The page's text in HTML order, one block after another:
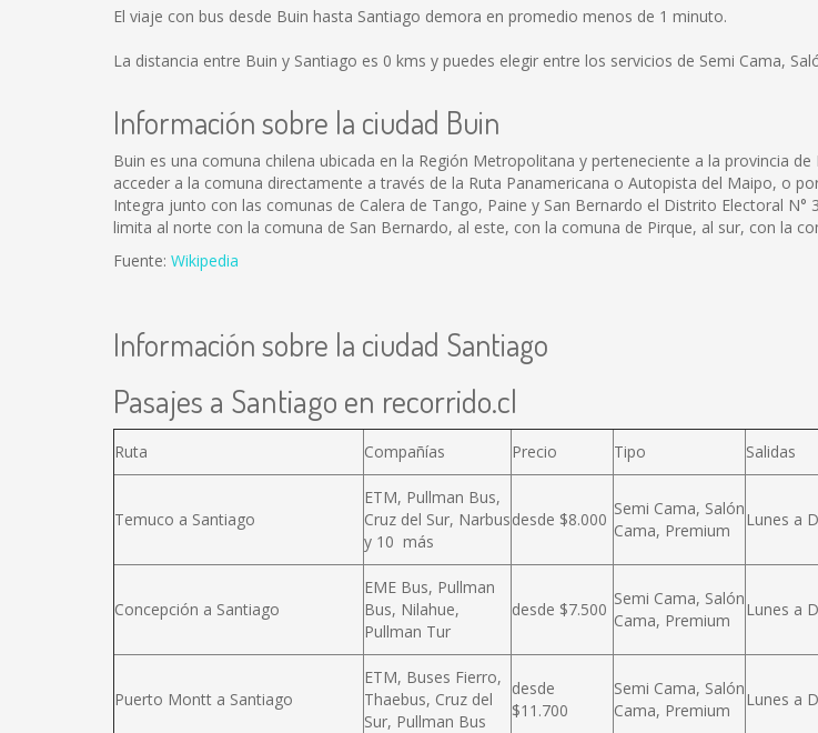
El viaje con bus desde Buin hasta Santiago demora en promedio menos de 1 minuto.
La distancia entre Buin y Santiago es 0 kms y puedes elegir entre los servicios de Semi Cama,
Información sobre la ciudad Buin
Buin es una comuna chilena ubicada en la Región Metropolitana y perteneciente a la provincia
acceder a la comuna directamente a través de la Ruta Panamericana o Autopista del Maipo, o
Integra junto con las comunas de Calera de Tango, Paine y San Bernardo el Distrito Electoral N°
limita al norte con la comuna de San Bernardo, al este, con la comuna de Pirque, al sur, con la
Fuente: Wikipedia
Información sobre la ciudad Santiago
Pasajes a Santiago en recorrido.cl
Ruta Compañías Precio Tipo Salidas
Temuco a Santiago
ETM, Pullman Bus,
Cruz del Sur, Narbus
y 10 más
desde $8.000
Semi Cama, Salón
Cama, Premium
Lunes a
Concepción a Santiago
EME Bus, Pullman
Bus, Nilahue,
Pullman Tur
desde $7.500
Semi Cama, Salón
Cama, Premium
Lunes a
Puerto Montt a Santiago
ETM, Buses Fierro,
Thaebus, Cruz del
Sur, Pullman Bus
desde
$11.700
Semi Cama, Salón
Cama, Premium
Lunes a